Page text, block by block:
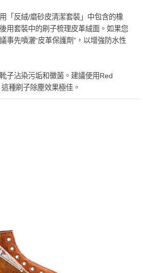
「反絨/磨砂皮清潔套裝」中包含的橡
用套裝中的刷子梳理皮革絨面。如果您
事先噴灑“皮革保護劑”，以增強防水性
子沾染污垢和黴菌。建議使用Red
種刷子除塵效果極佳。